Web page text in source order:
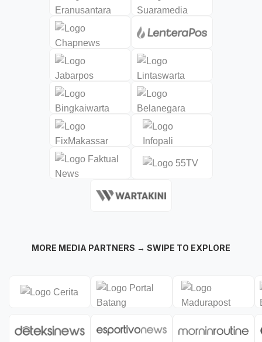
MORE MEDIA PARTNERS → SWIPE TO EXPLORE